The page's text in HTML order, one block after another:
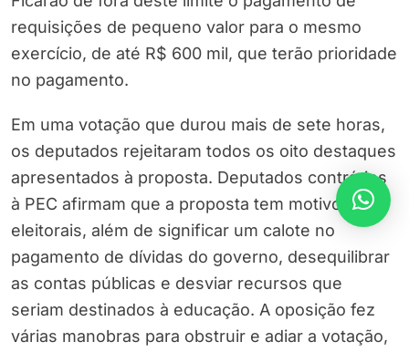
requisições de pequeno valor para o mesmo
exercício, de até R$ 600 mil, que terão prioridade
no pagamento.
Em uma votação que durou mais de sete horas,
os deputados rejeitaram todos os oito destaques
apresentados à proposta. Deputados contrários
à PEC afirmam que a proposta tem motivos
eleitorais, além de significar um calote no
pagamento de dívidas do governo, desequilibrar
as contas públicas e desviar recursos que
seriam destinados à educação. A oposição fez
várias manobras para obstruir e adiar a votação,